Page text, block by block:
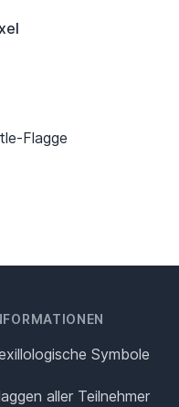
Flagge
Symbole
aller Teilnehmer